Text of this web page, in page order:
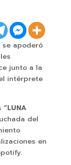
se apoderó
junto a la
intérprete
“LUNA
del
en